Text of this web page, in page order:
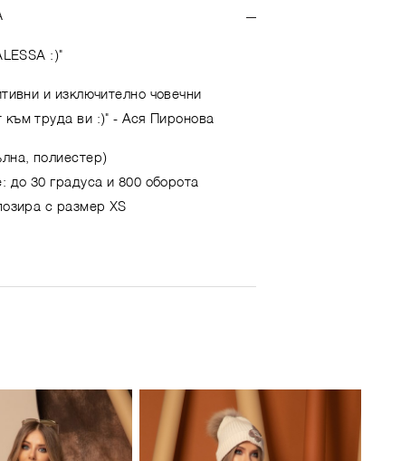
:)"
и изключително човечни
към труда ви :)" - Ася Пиронова
полиестер)
до 30 градуса и 800 оборота
с размер XS